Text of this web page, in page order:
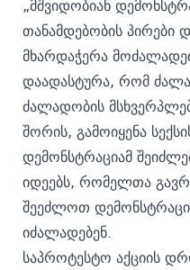
„მშვიდობიან
თანამდებობის პირები
მხარდაჭერა
დაადასტურა, რომ
ძალადობის
შორის, გამოიყენა
დემონსტრაციამ
იდეებს, რომელთა
შეეძლოთ
იძალადებენ.
საპროტესტო აქციის